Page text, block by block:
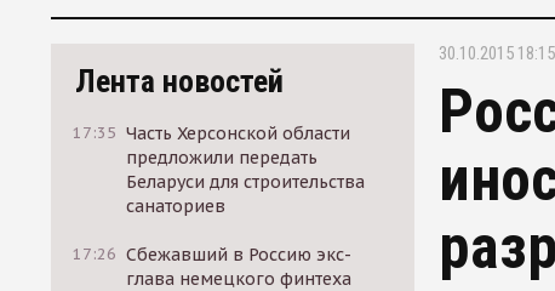
Лента новостей
17:35 Часть Херсонской области
предложили передать
Беларуси для строительства
санаториев
17:26 Сбежавший в Россию экс-
глава немецкого финтеха
30.10.2015 18:15